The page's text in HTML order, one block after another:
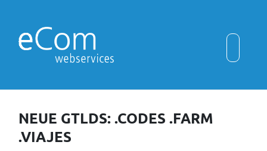
NEUE GTLDS: .CODES .FARM
.VIAJES